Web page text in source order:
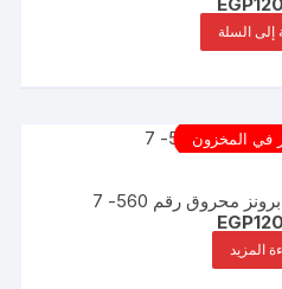
إلى السلة
في المخزون
محروق رقم 560- 7
EGP
المزيد